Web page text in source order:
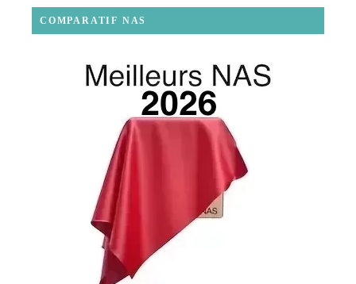
COMPARATIF NAS